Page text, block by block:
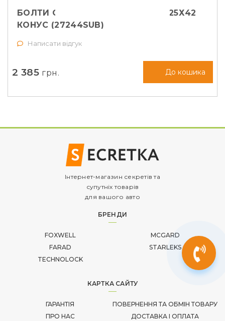
БОЛТИ СЕКРЕТНІ MCGARD М14Х1,25Х42
КОНУС (27244SUB)
Написати відгук
2 385 грн. До кошика
Інтернет-магазин секретів та
супутніх товарів
для вашого авто
БРЕНДИ
FOXWELL
MCGARD
FARAD
STARLEKS
TECHNOLOCK
КАРТКА САЙТУ
ГАРАНТІЯ
ПОВЕРНЕННЯ ТА ОБМІН ТОВАРУ
ПРО НАС
ДОСТАВКА І ОПЛАТА